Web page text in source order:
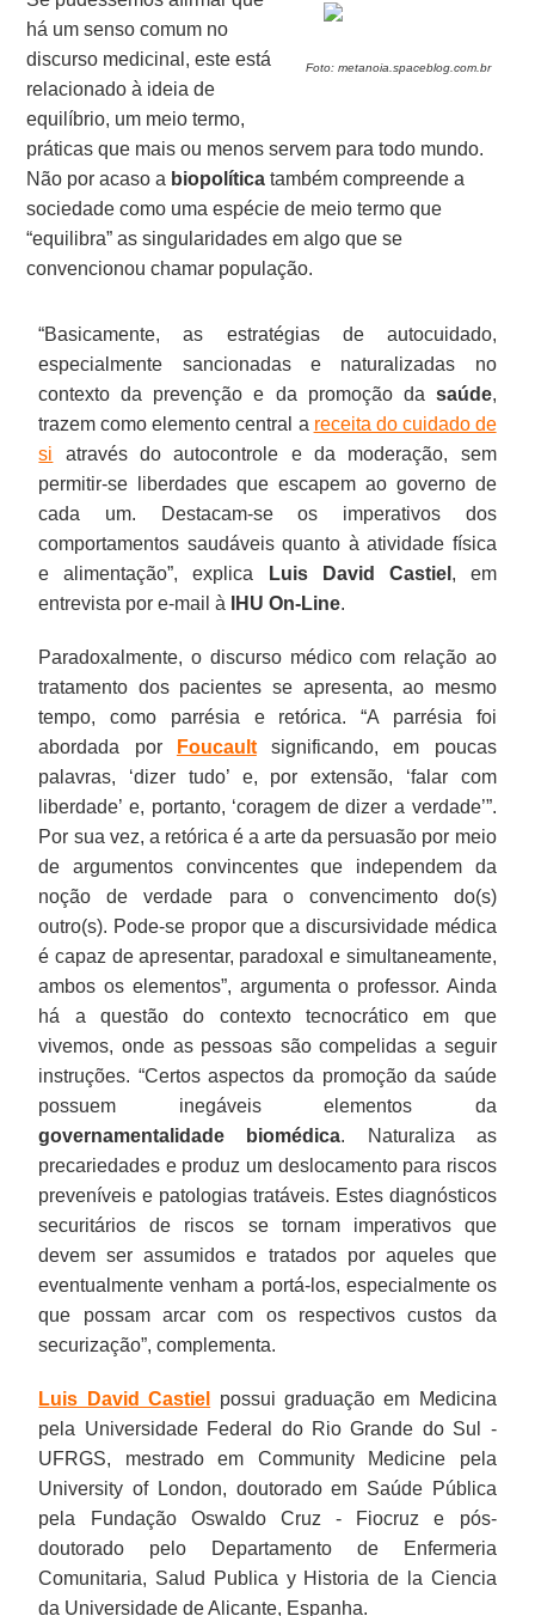
Foto: metanoia.spaceblog.com.br
há um senso comum no
discurso medicinal, este está
relacionado à ideia de
equilíbrio, um meio termo,
práticas que mais ou menos servem para todo mundo.
Não por acaso a biopolítica também compreende a
sociedade como uma espécie de meio termo que
“equilibra” as singularidades em algo que se
convencionou chamar população.
“Basicamente, as estratégias de autocuidado,
especialmente sancionadas e naturalizadas no
contexto da prevenção e da promoção da saúde,
trazem como elemento central a receita do cuidado de
si através do autocontrole e da moderação, sem
permitir-se liberdades que escapem ao governo de
cada um. Destacam-se os imperativos dos
comportamentos saudáveis quanto à atividade física
e alimentação”, explica
Luis David Castiel , em
entrevista por e-mail à
IHU On-Line.
Paradoxalmente, o discurso médico com relação ao
tratamento dos pacientes se apresenta, ao mesmo
tempo, como parrésia e retórica. “A parrésia foi
abordada por
Foucaultsignificando, em poucas
palavras, ‘dizer tudo’ e, por extensão, ‘falar com
liberdade’ e, portanto, ‘coragem de dizer a verdade’”.
Por sua vez, a retórica é a arte da persuasão por meio
de argumentos convincentes que independem da
noção de verdade para o convencimento do(s)
outro(s). Pode-se propor que a discursividade médica
é capaz de apresentar, paradoxal e simultaneamente,
ambos os elementos”, argumenta o professor. Ainda
há a questão do contexto tecnocrático em que
vivemos, onde as pessoas são compelidas a seguir
instruções. “Certos aspectos da promoção da saúde
possuem inegáveis elementos da
governamentalidade biomédica. Naturaliza as
precariedades e produz um deslocamento para riscos
preveníveis e patologias tratáveis. Estes diagnósticos
securitários de riscos se tornam imperativos que
devem ser assumidos e tratados por aqueles que
eventualmente venham a portá-los, especialmente os
que possam arcar com os respectivos custos da
securização”, complementa.
Luis David Castiel
possui graduação em Medicina
pela Universidade Federal do Rio Grande do Sul -
UFRGS, mestrado em Community Medicine pela
University of London, doutorado em Saúde Pública
pela Fundação Oswaldo Cruz - Fiocruz e pós-
doutorado pelo Departamento de Enfermeria
Comunitaria, Salud Publica y Historia de la Ciencia
da Universidade de Alicante, Espanha.